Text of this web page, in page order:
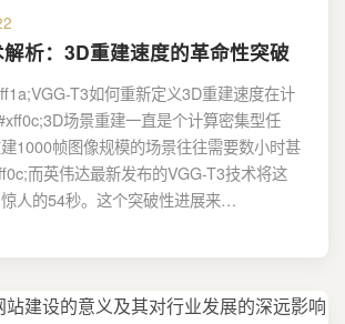
析：3D重建速度的革命性突破
T3如何重新定义3D重建速度在计
场景重建一直是个计算密集型任
1000帧图像规模的场景往往需要数小时甚
而英伟达最新发布的VGG-T3技术将这
人的54秒。这个突破性进展来…